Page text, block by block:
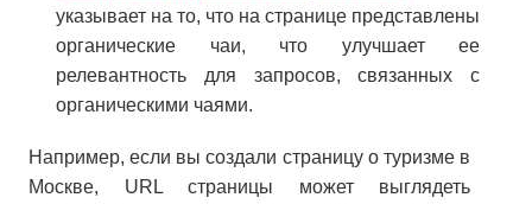
указывает на то, что на странице представлены
органические чаи, что улучшает ее
релевантность для запросов, связанных с
органическими чаями.
Например, если вы создали страницу о туризме в
Москве, URL страницы может выглядеть